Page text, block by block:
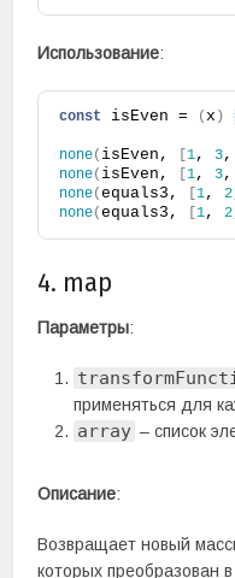
Использование:
const isEven = (x )
none( isEven, [1, 3,
none( isEven, [1, 3
none(equals3, [1, 2
none(equals3, [1, 2
4. map
Параметры:
применяться для
array – список
Описание:
Возвращает новый
которых преобразован